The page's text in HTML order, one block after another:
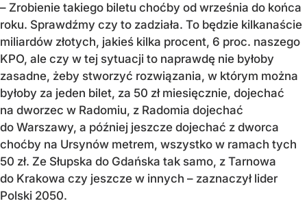
– Zrobienie takiego biletu choćby od września do końca
roku. Sprawdźmy czy to zadziała. To będzie kilkanaście
miliardów złotych, jakieś kilka procent, 6 proc. naszego
KPO, ale czy w tej sytuacji to naprawdę nie byłoby
zasadne, żeby stworzyć rozwiązania, w którym można
byłoby za jeden bilet, za 50 zł miesięcznie, dojechać
na dworzec w Radomiu, z Radomia dojechać
do Warszawy, a później jeszcze dojechać z dworca
choćby na Ursynów metrem, wszystko w ramach tych
50 zł. Ze Słupska do Gdańska tak samo, z Tarnowa
do Krakowa czy jeszcze w innych – zaznaczył lider
Polski 2050.